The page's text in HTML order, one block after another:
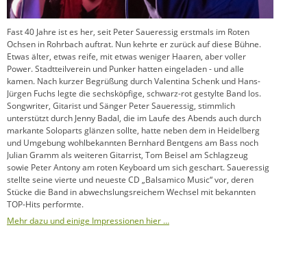
Fast 40 Jahre ist es her, seit Peter Saueressig erstmals im Roten
Ochsen in Rohrbach auftrat. Nun kehrte er zurück auf diese Bühne.
Etwas älter, etwas reife, mit etwas weniger Haaren, aber voller
Power. Stadtteilverein und Punker hatten eingeladen - und alle
kamen. Nach kurzer Begrüßung durch Valentina Schenk und Hans-
Jürgen Fuchs legte die sechsköpfige, schwarz-rot gestylte Band los.
Songwriter, Gitarist und Sänger Peter Saueressig, stimmlich
unterstützt durch Jenny Badal, die im Laufe des Abends auch durch
markante Soloparts glänzen sollte, hatte neben dem in Heidelberg
und Umgebung wohlbekannten Bernhard Bentgens am Bass noch
Julian Gramm als weiteren Gitarrist, Tom Beisel am Schlagzeug
sowie Peter Antony am roten Keyboard um sich geschart. Saueressig
stellte seine vierte und neueste CD „Balsamico Music“ vor, deren
Stücke die Band in abwechslungsreichem Wechsel mit bekannten
TOP-Hits performte.
Mehr dazu und einige Impressionen hier …